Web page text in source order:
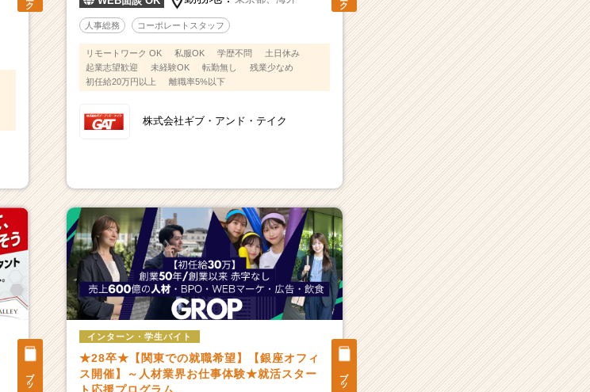
人事総務 コーポレートスタッフ
リモートワーク OK 私服OK 学歴不問
土日休み
起業志望歓迎
未経験OK 転勤無し
残業少なめ
初任給20万円以上
離職率5%以下
株式会社ギブ・アンド・テイク
インターン・学生バイト
★28卒★【関東での就職希望】【銀座オフィ
ス開催】～人材業界お仕事体験★就活スター